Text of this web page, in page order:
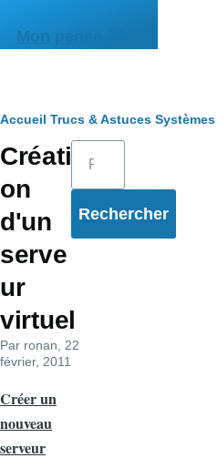
Mon pense-bête
Fil
d'Ariane
Accueil Trucs & Astuces Systèmes
Créati
on
d'un
serve
ur
virtuel
Par ronan , 22
février, 2011
Créerun
nouveau
serveur